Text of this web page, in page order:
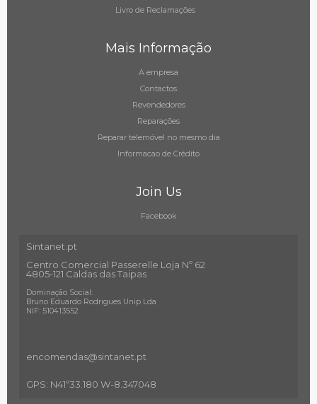
Livro de Reclamações
Mais Informação
A empresa
Contactos
Revendedores
Reparações
Reparar telemóvel no mesmo dia
Informacao de Crédito
Join Us
Facebook
Sintanet.pt
Centro Comercial Passerelle Loja Nº 62
4805-121 Caldas das Taipas
Dominação Social:
Bruno Eduardo Rodrigues Unip Lda
NIF: 510413552
encomendas@sintanet .pt
GPS: N41º33.180 W-8.347048